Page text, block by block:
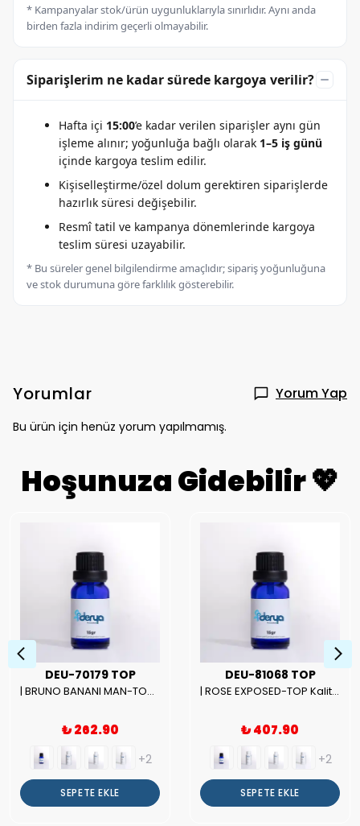
* Kampanyalar stok/ürün uygunluklarıyla sınırlıdır. Aynı anda
birden fazla indirim geçerli olmayabilir.
Siparişlerim ne kadar sürede kargoya verilir?
Hafta içi 15:00’e kadar verilen siparişler aynı gün
işleme alınır; yoğunluğa bağlı olarak 1–5 iş günü
içinde kargoya teslim edilir.
Kişiselleştirme/özel dolum gerektiren siparişlerde
hazırlık süresi değişebilir.
Resmî tatil ve kampanya dönemlerinde kargoya
teslim süresi uzayabilir.
* Bu süreler genel bilgilendirme amaçlıdır; sipariş yoğunluğuna
ve stok durumuna göre farklılık gösterebilir.
Yorumlar Yorum Yap
Bu ürün için henüz yorum yapılmamış.
Hoşunuza Gidebilir 💖
DEU-70179 TOP
| BRUNO BANANI MAN-TOP Kalite Erkek Parfüm Esansı.|
₺ 262.90
+2
SEPETE EKLE
DEU-81068 TOP
| ROSE EXPOSED-TOP Kalite Unısex Parfüm Esansı.|
₺ 407.90
+2
SEPETE EKLE